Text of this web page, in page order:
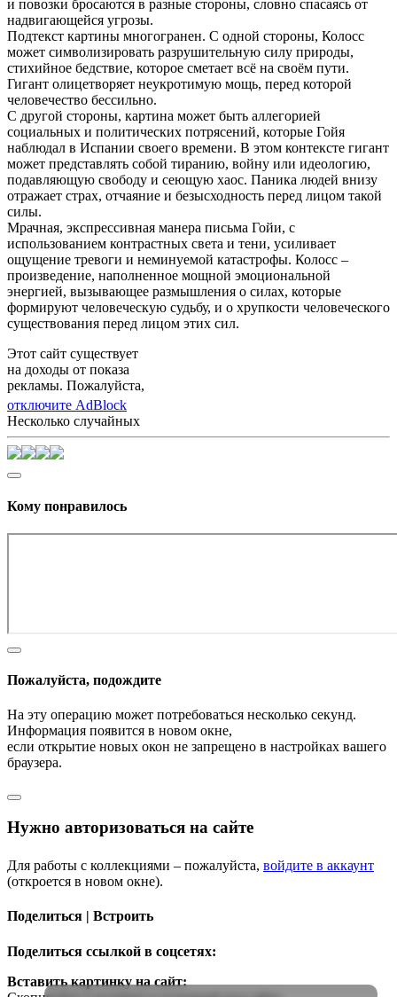
и повозки бросаются в разные стороны, словно спасаясь от
надвигающейся угрозы.
Подтекст картины многогранен. С одной стороны, Колосс
может символизировать разрушительную силу природы,
стихийное бедствие, которое сметает всё на своём пути.
Гигант олицетворяет неукротимую мощь, перед которой
человечество бессильно.
С другой стороны, картина может быть аллегорией
социальных и политических потрясений, которые Гойя
наблюдал в Испании своего времени. В этом контексте гигант
может представлять собой тиранию, войну или идеологию,
подавляющую свободу и сеющую хаос. Паника людей внизу
отражает страх, отчаяние и безысходность перед лицом такой
силы.
Мрачная, экспрессивная манера письма Гойи, с
использованием контрастных света и тени, усиливает
ощущение тревоги и неминуемой катастрофы. Колосс –
произведение, наполненное мощной эмоциональной
энергией, вызывающее размышления о силах, которые
формируют человеческую судьбу, и о хрупкости человеческого
существования перед лицом этих сил.
Этот сайт существует
на доходы от показа
рекламы. Пожалуйста,
отключите AdBlock
Несколько случайных
Кому понравилось
Пожалуйста, подождите
На эту операцию может потребоваться несколько секунд.
Информация появится в новом окне,
если открытие новых окон не запрещено в настройках вашего
браузера.
Нужно авторизоваться на сайте
Для работы с коллекциями – пожалуйста, войдите в аккаунт
(откроется в новом окне).
Поделиться | Встроить
Поделиться ссылкой в соцсетях:
Вставить картинку на сайт: